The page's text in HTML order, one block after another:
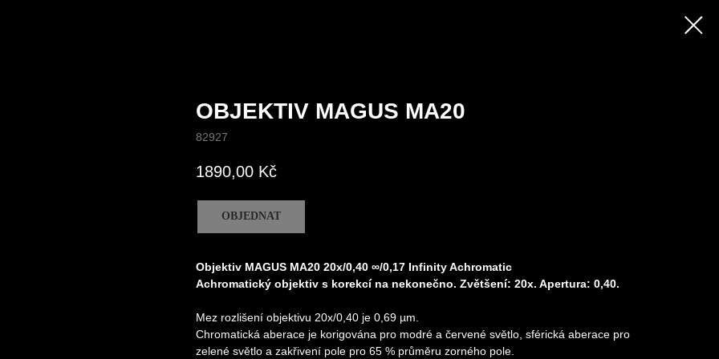
OBJEKTIV MAGUS MA20
82927
1890,00 Kč
OBJEDNAT
Objektiv MAGUS MA20 20х/0,40 ∞/0,17 Infinity Achromatic
Achromatický objektiv s korekcí na nekonečno. Zvětšení: 20x. Apertura: 0,40.
Mez rozlišení objektivu 20x/0,40 je 0,69 µm.
Chromatická aberace je korigována pro modré a červené světlo, sférická aberace pro
zelené světlo a zakřivení pole pro 65 % průměru zorného pole.